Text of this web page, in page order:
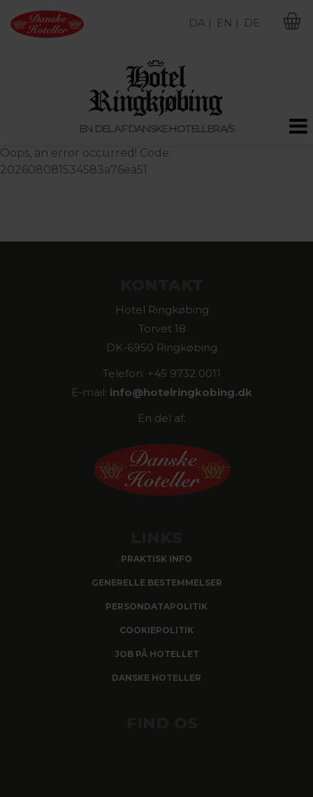
EN DEL AF DANSKE HOTELLER A/S
DA | EN | DE
Oops, an error occurred! Code:
202608081534583a76ea51
Hotel Ringkøbing
Torvet 18
DK-6950 Ringkøbing
Telefon: +45 9732 0011
E-mail: info@hotelringkobing.dk
En del af:
PRAKTISK INFO
GENERELLE BESTEMMELSER
PERSONDATAPOLITIK
COOKIEPOLITIK
JOB PÅ HOTELLET
DANSKE HOTELLER